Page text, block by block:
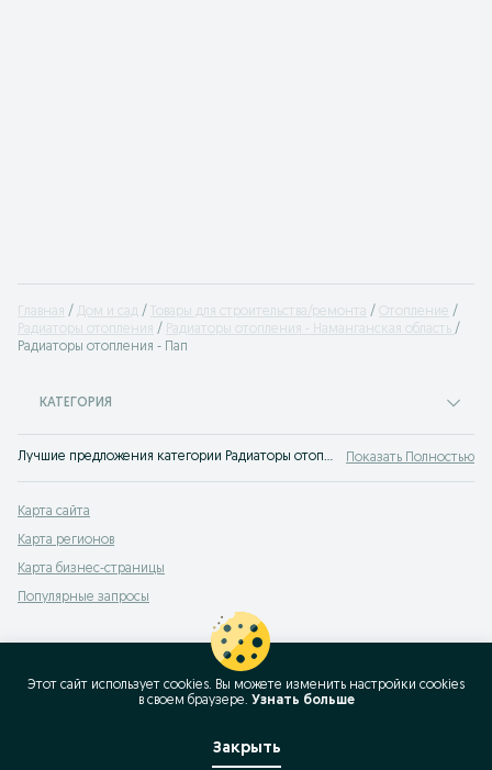
Главная Дом и сад Товары для строительства/ремонта
Отопление
Радиаторы отопления
Радиаторы отопления - Наманганская область
Радиаторы отопления - Пап
КАТЕГОРИЯ
Лучшие предложения категории Радиаторы отопления Пап. Большой выбор товаров и услуг по выгодным ценам на OLX! Множество предложений на OLX.uz! Показать Полностью
Карта сайта
Карта регионов
Карта бизнес-страницы
Популярные запросы
Этот сайт использует cookies. Вы можете изменить настройки cookies
в своeм браузере. Узнать больше
Закрыть